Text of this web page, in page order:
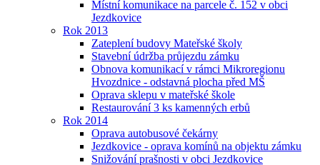
Místní komunikace na parcele č. 152 v obci
Jezdkovice
Rok 2013
Zateplení budovy Mateřské školy
Stavební údržba průjezdu zámku
Obnova komunikací v rámci Mikroregionu
Hvozdnice - odstavná plocha před MŠ
Oprava sklepu v mateřské škole
Restaurování 3 ks kamenných erbů
Rok 2014
Oprava autobusové čekárny
Jezdkovice - oprava komínů na objektu zámku
Snižování prašnosti v obci Jezdkovice